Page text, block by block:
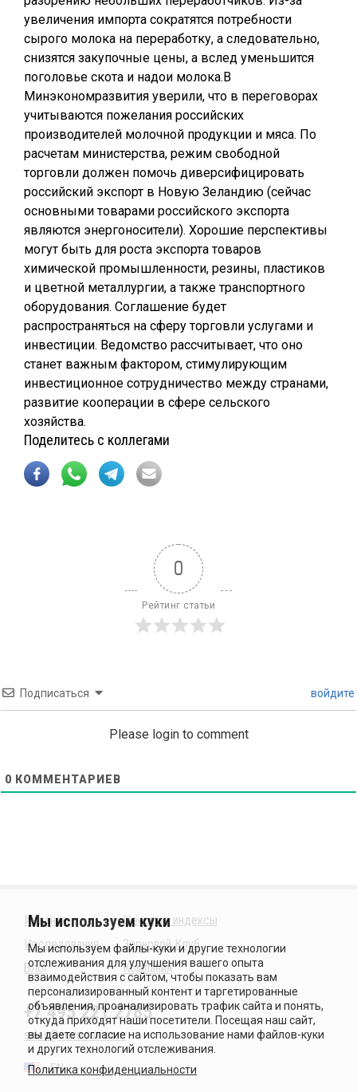
увеличения импорта сократятся потребности
сырого молока на переработку, а следовательно,
снизятся закупочные цены, а вслед уменьшится
поголовье скота и надои молока.В
Минэкономразвития уверили, что в переговорах
учитываются пожелания российских
производителей молочной продукции и мяса. По
расчетам министерства, режим свободной
торговли должен помочь диверсифицировать
российский экспорт в Новую Зеландию (сейчас
основными товарами российского экспорта
являются энергоносители). Хорошие перспективы
могут быть для роста экспорта товаров
химической промышленности, резины, пластиков
и цветной металлургии, а также транспортного
оборудования. Соглашение будет
распространяться на сферу торговли услугами и
инвестиции. Ведомство рассчитывает, что оно
станет важным фактором, стимулирующим
инвестиционное сотрудничество между странами,
развитие кооперации в сфере сельского
хозяйства.
Поделитесь с коллегами
0
Рейтинг статьи
Подписаться войдите
Please login to comment
0 КОММЕНТАРИЕВ
Издания
Исследования
Блог
Ценовые индексы
Зерновой Клуб
Компания
+7 495 221 2785
sales@sovecon.com
EN
Политика конфиденциальности